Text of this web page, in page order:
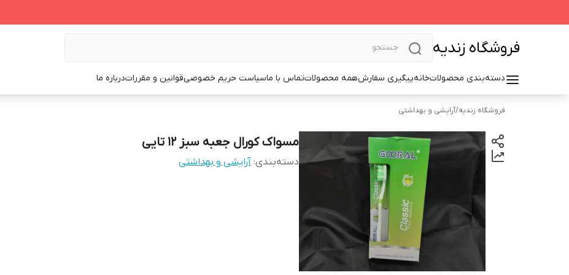
فروشگاه زندیه
دسته‌بندی محصولاتخانهپیگیری سفارشهمه محصولاتتماس با ماسیاست حریم خصوصیقوانین و مقرراتدرباره ما
فروشگاه زندیه/آرایشی و بهداشتی
مسواک کورال جعبه سبز ۱۲ تایی
دسته‌بندی: آرایشی و بهداشتی